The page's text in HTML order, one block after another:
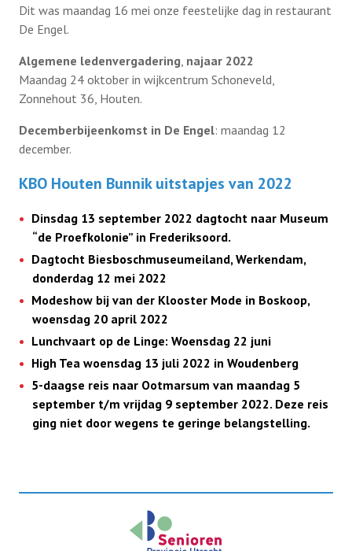
Dit was maandag 16 mei onze feestelijke dag in restaurant
De Engel.
Algemene ledenvergadering, najaar 2022
Maandag 24 oktober in wijkcentrum Schoneveld,
Zonnehout 36, Houten.
Decemberbijeenkomst in De Engel: maandag 12
december.
KBO Houten Bunnik uitstapjes van 2022
Dinsdag 13 september 2022 dagtocht naar Museum
“de Proefkolonie” in Frederiksoord.
Dagtocht Biesboschmuseumeiland, Werkendam,
donderdag 12 mei 2022
Modeshow bij van der Klooster Mode in Boskoop,
woensdag 20 april 2022
Lunchvaart op de Linge: Woensdag 22 juni
High Tea woensdag 13 juli 2022 in Woudenberg
5-daagse reis naar Ootmarsum van maandag 5
september t/m vrijdag 9 september 2022. Deze reis
ging niet door wegens te geringe belangstelling.